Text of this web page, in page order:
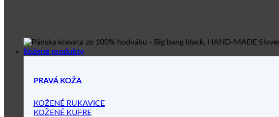
Kožené produkty
PRAVÁ KOŽA
KOŽENÉ RUKAVICE
KOŽENÉ KUFRE